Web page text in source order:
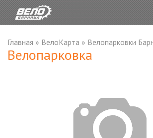
Главная » ВелоКарта » Велопарковки
Велопарковка